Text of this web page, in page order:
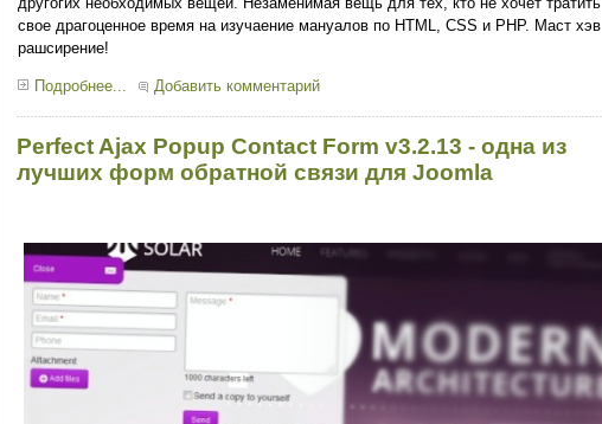
свое драгоценное время на изучаение мануалов по HTML, CSS и PHP. Маст хэв
рашсирение!
Подробнее... Добавить комментарий
Perfect Ajax Popup Contact Form v3.2.13 - одна из
лучших форм обратной связи для Joomla